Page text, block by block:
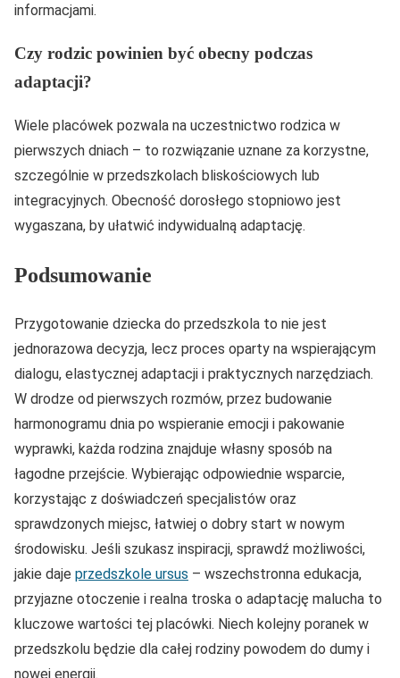
informacjami.
Czy rodzic powinien być obecny podczas
adaptacji?
Wiele placówek pozwala na uczestnictwo rodzica w
pierwszych dniach – to rozwiązanie uznane za korzystne,
szczególnie w przedszkolach bliskościowych lub
integracyjnych. Obecność dorosłego stopniowo jest
wygaszana, by ułatwić indywidualną adaptację.
Podsumowanie
Przygotowanie dziecka do przedszkola to nie jest
jednorazowa decyzja, lecz proces oparty na wspierającym
dialogu, elastycznej adaptacji i praktycznych narzędziach.
W drodze od pierwszych rozmów, przez budowanie
harmonogramu dnia po wspieranie emocji i pakowanie
wyprawki, każda rodzina znajduje własny sposób na
łagodne przejście. Wybierając odpowiednie wsparcie,
korzystając z doświadczeń specjalistów oraz
sprawdzonych miejsc, łatwiej o dobry start w nowym
środowisku. Jeśli szukasz inspiracji, sprawdź możliwości,
jakie daje przedszkole ursus – wszechstronna edukacja,
przyjazne otoczenie i realna troska o adaptację malucha to
kluczowe wartości tej placówki. Niech kolejny poranek w
przedszkolu będzie dla całej rodziny powodem do dumy i
nowej energii.